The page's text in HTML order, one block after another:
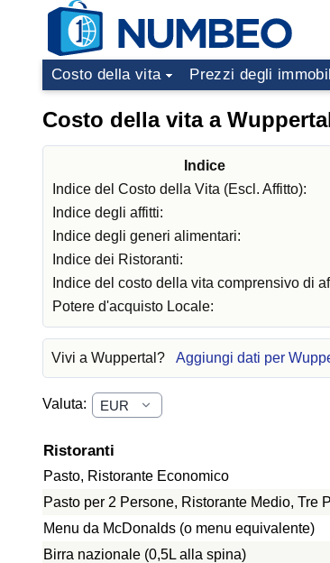
Costo della vita Prezzi degli
Costo della vita a
Indice
Indice del Costo della Vita (Escl. Affitto):
Indice degli affitti:
Indice degli generi alimentari:
Indice dei Ristoranti:
Indice del costo della vita comprensivo di
Potere d'acquisto Locale:
Vivi a Wuppertal? Aggiungi dati per
Valuta:
Ristoranti
Pasto, Ristorante Economico
Pasto per 2 Persone, Ristorante Medio, Tre
Menu da McDonalds (o menu equivalente)
Birra nazionale (0,5L alla spina)